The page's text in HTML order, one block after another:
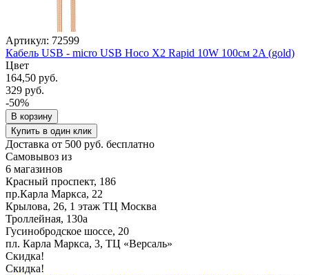
Артикул: 72599
Кабель USB - micro USB Hoco X2 Rapid 10W 100см 2A (gold)
Цвет
164,50 руб.
329 руб.
-50%
В корзину
Купить в один клик
Доставка от 500 руб. бесплатно
Самовывоз из
6 магазинов
Красный проспект, 186
пр.Карла Маркса, 22
Крылова, 26, 1 этаж ТЦ Москва
Троллейная, 130а
Гусинобродское шоссе, 20
пл. Карла Маркса, 3, ТЦ «Версаль»
Скидка!
Скидка!